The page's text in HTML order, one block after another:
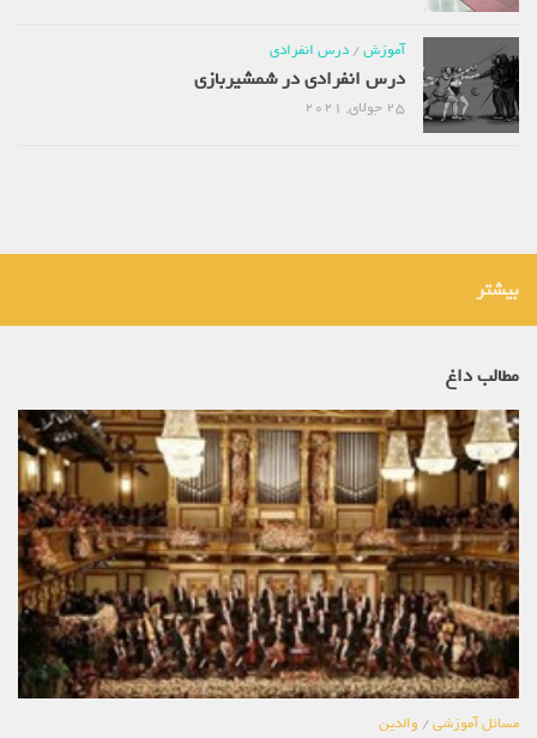
آموزش/درس انفرادی
درس انفرادی در شمشیربازی
بیشتر
مطالب داغ
مسائل آموزشی/والدین